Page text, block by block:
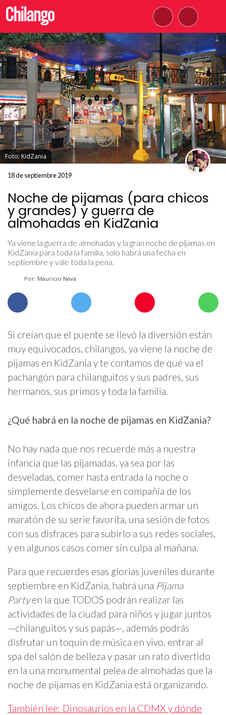
Foto: KidZania
18 de septiembre 2019
Noche de pijamas (para chicos
y grandes) y guerra de
almohadas en KidZania
Ya viene la guerra de almohadas y la gran noche de pijamas en
KidZania para toda la familia, solo habrá una fecha en
septiembre y vale toda la pena.
Por: Mauricio Nava
Si creían que el puente se llevó la diversión están
muy equivocados, chilangos, ya viene la noche de
pijamas en KidZania y te contamos de qué va el
pachangón para chilanguitos y sus padres, sus
hermanos, sus primos y toda la familia.
¿Qué habrá en la noche de pijamas en KidZania?
No hay nada que nos recuerde más a nuestra
infancia que las pijamadas, ya sea por las
desveladas, comer hasta entrada la noche o
simplemente desvelarse en compañía de los
amigos. Los chicos de ahora pueden armar un
maratón de su serie favorita, una sesión de fotos
con sus disfraces para subirlo a sus redes sociales,
y en algunos casos comer sin culpa al mañana.
Para que recuerdes esas glorias juveniles durante
septiembre en KidZania, habrá una Pijama
Partyen la que TODOS podrán realizar las
actividades de la ciudad para niños y jugar juntos
—chilanguitos y sus papás—, además podrás
disfrutar un toquín de música en vivo, entrar al
spa del salón de belleza y pasar un rato divertido
en la una monumental pelea de almohadas que la
noche de pijamas en KidZania está organizando.
También lee: Dinosaurios en la CDMX y dónde